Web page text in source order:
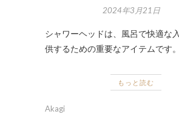
2024年3月21日
シャワーヘッドは、風呂で快適な
供するための重要なアイテムです。
もっと読む
Akagi